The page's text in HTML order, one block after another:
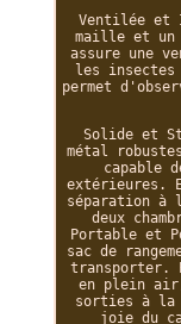
Ventilée et
maille et un
assure une
les
permet
Solide et
métal
capable
extérieures.
séparation à
deux
Portable et
sac de
transporter.
en plein
sorties à la
joie du